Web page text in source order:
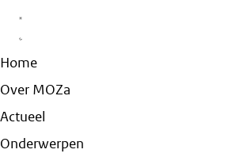
Home
Over MOZa
Actueel
Onderwerpen